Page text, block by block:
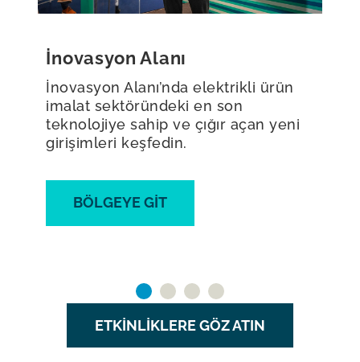
İnovasyon Alanı
İnovasyon Alanı’nda elektrikli ürün
imalat sektöründeki en son
teknolojiye sahip ve çığır açan yeni
girişimleri keşfedin.
BÖLGEYE GIT
ETKINLIKLERE GÖZ ATIN